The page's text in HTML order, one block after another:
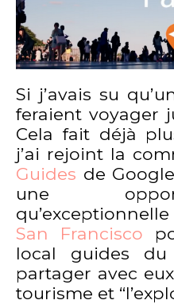
Si j’avais su
feraient voyager
Cela fait déjà
j’ai rejoint la
Guides de
une
San Francisco
local guides
partager avec
tourisme et